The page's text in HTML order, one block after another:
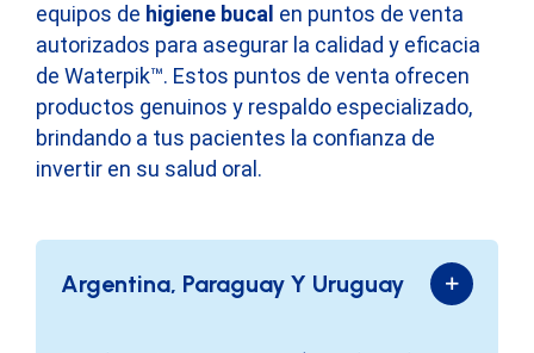
equipos de higiene bucal en puntos de venta
autorizados para asegurar la calidad y eficacia
de Waterpik™. Estos puntos de venta ofrecen
productos genuinos y respaldo especializado,
brindando a tus pacientes la confianza de
invertir en su salud oral.
Argentina, Paraguay Y Uruguay